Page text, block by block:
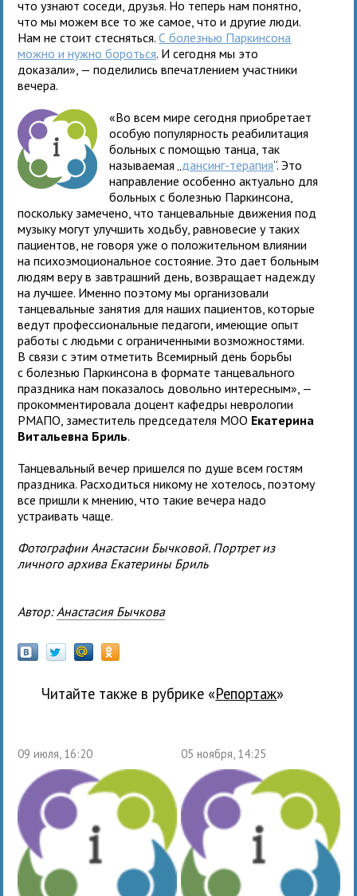
что узнают соседи, друзья. Но теперь нам понятно,
что мы можем все то же самое, что и другие люди.
Нам не стоит стесняться.С болезнью Паркинсона
можно и нужно бороться. И сегодня мы это
доказали», — поделились впечатлением участники
вечера.
«Во всем мире сегодня приобретает
особую популярность реабилитация
больных с помощью танца, так
называемая „ дансинг-терапия“. Это
направление особенно актуально для
больных с болезнью Паркинсона,
поскольку замечено, что танцевальные движения под
музыку могут улучшить ходьбу, равновесие у таких
пациентов, не говоря уже о положительном влиянии
на психоэмоциональное состояние. Это дает больным
людям веру в завтрашний день, возвращает надежду
на лучшее. Именно поэтому мы организовали
танцевальные занятия для наших пациентов, которые
ведут профессиональные педагоги, имеющие опыт
работы с людьми с ограниченными возможностями.
В связи с этим отметить Всемирный день борьбы
с болезнью Паркинсона в формате танцевального
праздника нам показалось довольно интересным», —
прокомментировала доцент кафедры неврологии
РМАПО, заместитель председателя МОО Екатерина
Витальевна Бриль.
Танцевальный вечер пришелся по душе всем гостям
праздника. Расходиться никому не хотелось, поэтому
все пришли к мнению, что такие вечера надо
устраивать чаще.
Фотографии Анастасии Бычковой. Портрет из
личного архива Екатерины Бриль
Автор: Анастасия Бычкова
Читайте также в рубрике « Репортаж»
09 июля, 16:20 05 ноября, 14:25